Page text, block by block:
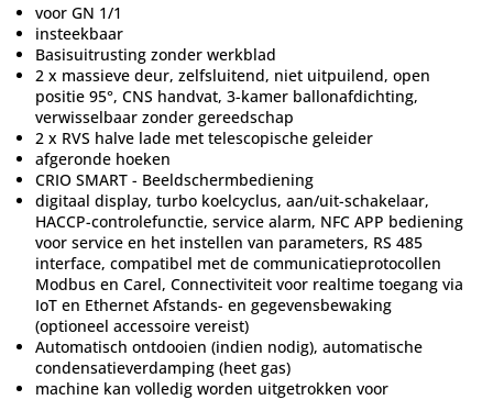
voor GN 1/1
insteekbaar
Basisuitrusting zonder werkblad
2 x massieve deur, zelfsluitend, niet uitpuilend, open
positie 95°, CNS handvat, 3-kamer ballonafdichting,
verwisselbaar zonder gereedschap
2 x RVS halve lade met telescopische geleider
afgeronde hoeken
CRIO SMART - Beeldschermbediening
digitaal display, turbo koelcyclus, aan/uit-schakelaar,
HACCP-controlefunctie, service alarm, NFC APP bediening
voor service en het instellen van parameters, RS 485
interface, compatibel met de communicatieprotocollen
Modbus en Carel, Connectiviteit voor realtime toegang via
IoT en Ethernet Afstands- en gegevensbewaking
(optioneel accessoire vereist)
Automatisch ontdooien (indien nodig), automatische
condensatieverdamping (heet gas)
machine kan volledig worden uitgetrokken voor